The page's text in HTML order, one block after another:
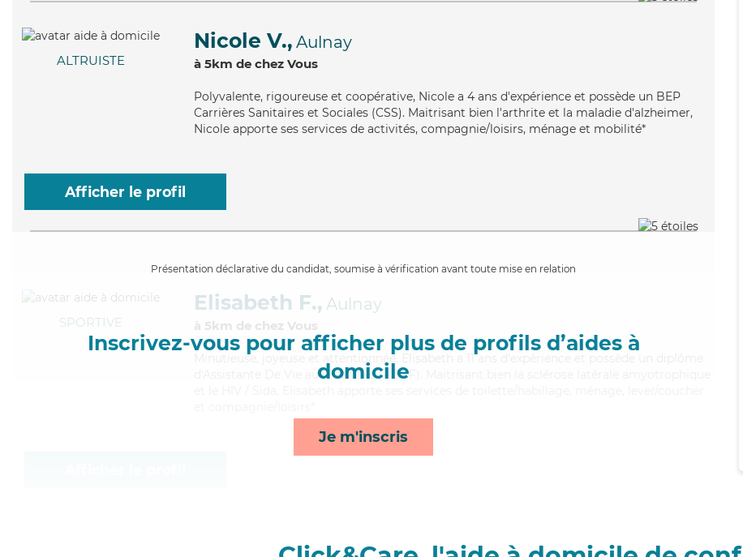
ALTRUISTE
Nicole V., Aulnay
à 5km de chez Vous
Polyvalente, rigoureuse et coopérative, Nicole a 4 ans d'expérience et possède un BEP
Carrières Sanitaires et Sociales (CSS). Maitrisant bien l'arthrite et la maladie d'alzheimer,
Nicole apporte ses services de activités, compagnie/loisirs, ménage et mobilité*
Afficher le profil
Présentation déclarative du candidat, soumise à vérification avant toute mise en relation
Inscrivez-vous pour afficher plus de profils d’aides à
domicile
Je m'inscris
SPORTIVE
Elisabeth F., Aulnay
à 5km de chez Vous
Minutieuse
, joyeuse et attentionnée, Elisabeth a 11 ans d'expérience et possède un diplôme
d'Assistante De Vie aux Familles (ADVF). Maitrisant bien la sclérose latérale amyotrophique